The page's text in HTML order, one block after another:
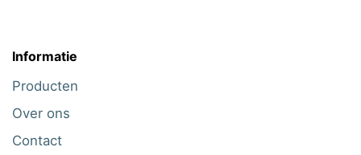
Informatie
Producten
Over ons
Contact